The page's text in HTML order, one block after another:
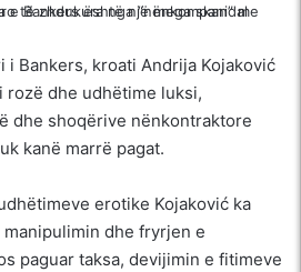
i Bankers, kroati Andrija Kojaković
dhe udhëtime luksi,
dhe shoqërive nënkontraktore
kanë marrë pagat.
erotike Kojaković ka
dhe fryrjen e
paguar taksa, devijimin e fitimeve